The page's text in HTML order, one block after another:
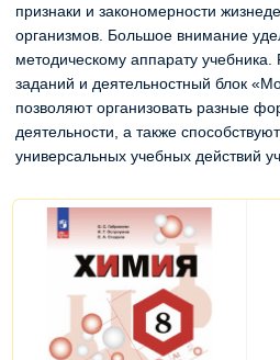
признаки и закономерности
организмов. Большое внимание
методическому аппарату учебника.
заданий и деятельностный блок
позволяют организовать разные
деятельности, а также
универсальных учебных действий